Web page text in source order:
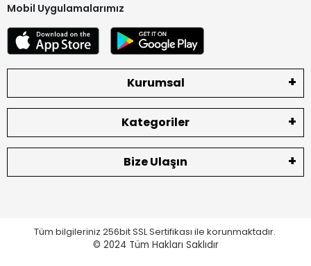
Mobil Uygulamalarımız
Kurumsal
Kategoriler
Bize Ulaşın
Tüm bilgileriniz 256bit SSL Sertifikası ile korunmaktadır.
© 2024 Tüm Hakları Saklıdır